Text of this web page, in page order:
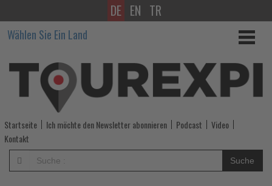
Wizz
Air
fliegt
neu
von
Berlin
nach
DE EN TR
Wählen Sie Ein Land
Startseite Ich möchte den Newsletter abonnieren Podcast
Video
Kontakt
Suche